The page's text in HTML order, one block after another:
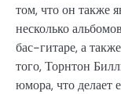
том, что он также
несколько
бас-гитаре, а
того, Торнтон
юмора, что делает